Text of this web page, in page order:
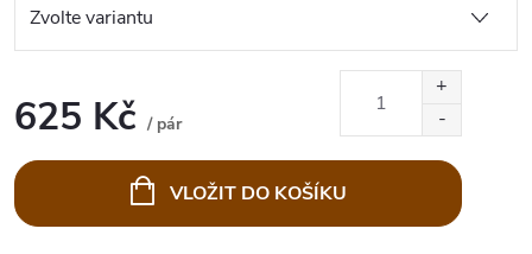
625 Kč / pár
cena:
VLOŽIT DO KOŠÍKU